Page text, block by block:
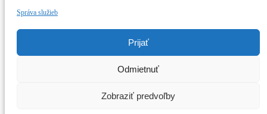
Správa služieb
Prijať
Odmietnuť
Zobraziť predvoľby
Kontakt
Copyright 2022 ObFZ Trnava, Všetky práva vyhradené.